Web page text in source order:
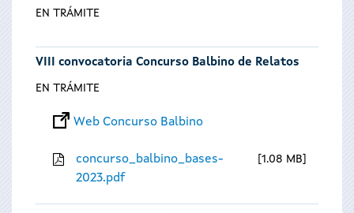
EN TRÁMITE
VIII convocatoria Concurso Balbino de Relatos
EN TRÁMITE
Web Concurso Balbino
concurso_balbino_bases-
2023.pdf
1.08 MB